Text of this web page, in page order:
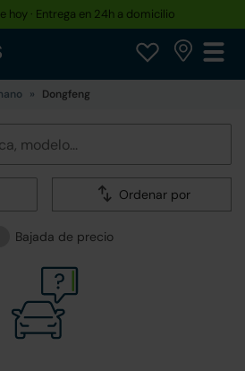
hoy · Entrega en 24h a domicilio
Dongfeng
Ordenar por
Bajada de precio